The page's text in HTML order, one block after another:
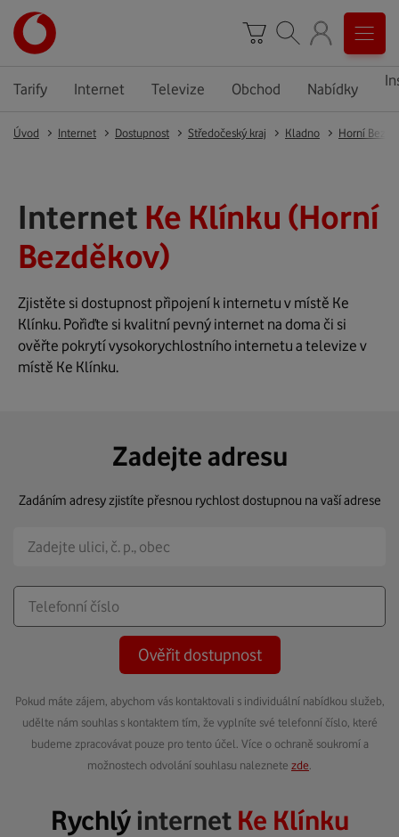
Tarify Internet Televize Obchod Nabídky
Úvod Internet Dostupnost Středočeský kraj Kladno Horní
Internet Ke Klínku (Horní
Bezděkov)
Zjistěte si dostupnost připojení k internetu v místě Ke
Klínku. Pořiďte si kvalitní pevný internet na doma či si
ověřte pokrytí vysokorychlostního internetu a televize v
místě Ke Klínku.
Zadejte adresu
Zadáním adresy zjistíte přesnou rychlost dostupnou na vaší adrese
Ověřit dostupnost
Pokud máte zájem, abychom vás kontaktovali s individuální nabídkou služeb,
udělte nám souhlas s kontaktem tím, že vyplníte své telefonní číslo, které
budeme zpracovávat pouze pro tento účel. Více o ochraně soukromí a
možnostech odvolání souhlasu naleznete zde
Rychlýinternet Ke Klínku